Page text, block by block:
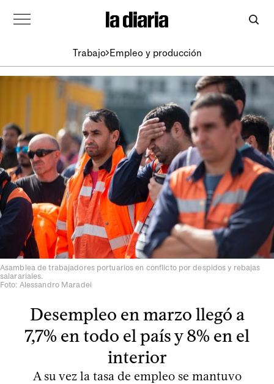
Trabajo Empleo y producción
Asamblea de trabajadores portuarios en conflicto por despidos y rebajas
salarariales.
Foto: Alessandro Maradei
Desempleo en marzo llegó a
7,7% en todo el país y 8% en el
interior
A su vez la tasa de empleo se mantuvo